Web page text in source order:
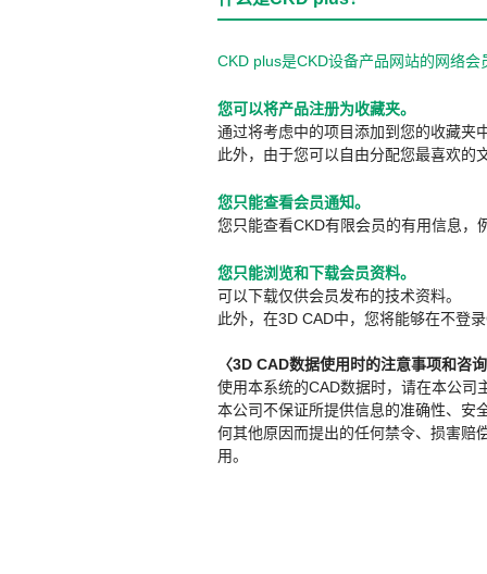
CKD plus是CKD设备产品网站的网络
您可以将产品注册为收藏夹。
通过将考虑中的项目添加到您的收藏夹
此外，由于您可以自由分配您最喜欢的
您只能查看会员通知。
您只能查看CKD有限会员的有用信息，
您只能浏览和下载会员资料。
可以下载仅供会员发布的技术资料。
此外，在3D CAD中，您将能够在不登
〈3D CAD数据使用时的注意事项和咨
使用本系统的CAD数据时，请在本公司
本公司不保证所提供信息的准确性、安
何其他原因而提出的任何禁令、损害赔
用。